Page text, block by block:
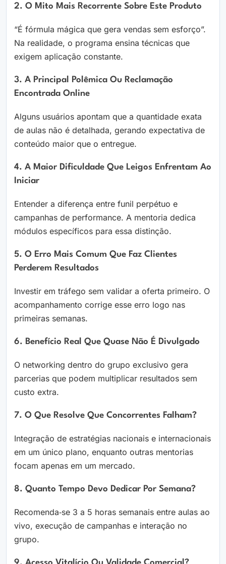
2. O Mito Mais Recorrente Sobre Este Produto
“É fórmula mágica que gera vendas sem esforço”.
Na realidade, o programa ensina técnicas que
exigem aplicação constante.
3. A Principal Polêmica Ou Reclamação
Encontrada Online
Alguns usuários apontam que a quantidade exata
de aulas não é detalhada, gerando expectativa de
conteúdo maior que o entregue.
4. A Maior Dificuldade Que Leigos Enfrentam Ao
Iniciar
Entender a diferença entre funil perpétuo e
campanhas de performance. A mentoria dedica
módulos específicos para essa distinção.
5. O Erro Mais Comum Que Faz Clientes
Perderem Resultados
Investir em tráfego sem validar a oferta primeiro. O
acompanhamento corrige esse erro logo nas
primeiras semanas.
6. Benefício Real Que Quase Não É Divulgado
O networking dentro do grupo exclusivo gera
parcerias que podem multiplicar resultados sem
custo extra.
7. O Que Resolve Que Concorrentes Falham?
Integração de estratégias nacionais e internacionais
em um único plano, enquanto outras mentorias
focam apenas em um mercado.
8. Quanto Tempo Devo Dedicar Por Semana?
Recomenda‑se 3 a 5 horas semanais entre aulas ao
vivo, execução de campanhas e interação no
grupo.